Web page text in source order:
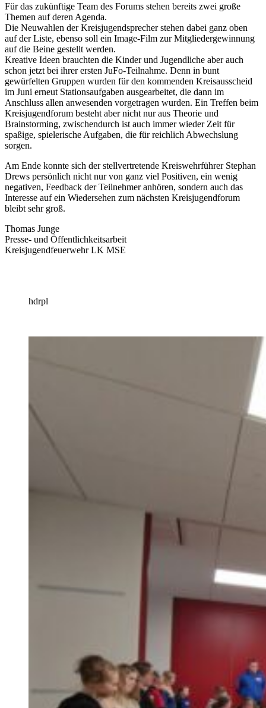
Für das zukünftige Team des Forums stehen bereits zwei große
Themen auf deren Agenda.
Die Neuwahlen der Kreisjugendsprecher stehen dabei ganz oben
auf der Liste, ebenso soll ein Image-Film zur Mitgliedergewinnung
auf die Beine gestellt werden.
Kreative Ideen brauchten die Kinder und Jugendliche aber auch
schon jetzt bei ihrer ersten JuFo-Teilnahme. Denn in bunt
gewürfelten Gruppen wurden für den kommenden Kreisausscheid
im Juni erneut Stationsaufgaben ausgearbeitet, die dann im
Anschluss allen anwesenden vorgetragen wurden. Ein Treffen beim
Kreisjugendforum besteht aber nicht nur aus Theorie und
Brainstorming, zwischendurch ist auch immer wieder Zeit für
spaßige, spielerische Aufgaben, die für reichlich Abwechslung
sorgen.
Am Ende konnte sich der stellvertretende Kreiswehrführer Stephan
Drews persönlich nicht nur von ganz viel Positiven, ein wenig
negativen, Feedback der Teilnehmer anhören, sondern auch das
Interesse auf ein Wiedersehen zum nächsten Kreisjugendforum
bleibt sehr groß.
Thomas Junge
Presse- und Öffentlichkeitsarbeit
Kreisjugendfeuerwehr LK MSE
hdrpl